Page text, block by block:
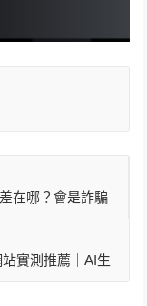
在哪？會是詐騙
實測推薦｜AI生